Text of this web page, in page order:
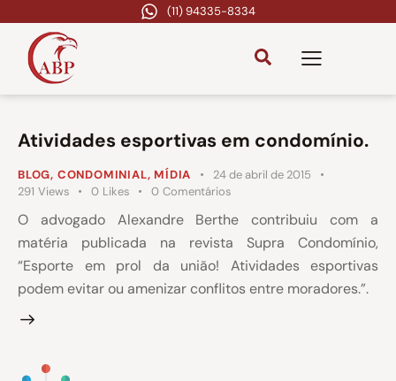
(11) 94335-8334
Atividades esportivas em condomínio.
BLOG, CONDOMINIAL, MÍDIA
24 de abril de 2015
291 Views 0 Likes 0 Comentários
O advogado Alexandre Berthe contribuiu com a
matéria publicada na revista Supra Condomínio,
“Esporte em prol da união! Atividades esportivas
podem evitar ou amenizar conflitos entre moradores.”.